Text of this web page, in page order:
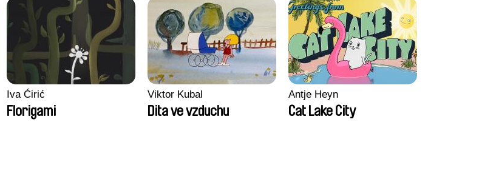
Iva Ćirić
Florigami
Viktor Kubal
Dita ve vzduchu
Antje Heyn
Cat Lake City